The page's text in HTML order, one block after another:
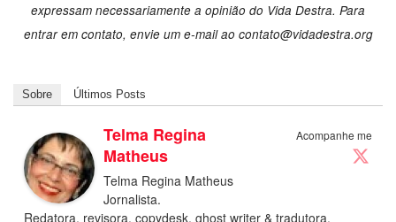
expressam necessariamente a opinião do Vida Destra. Para
entrar em contato, envie um e-mail ao contato@vidadestra.org
Sobre Últimos Posts
Acompanhe me
Telma Regina
Matheus
Telma Regina Matheus
Jornalista.
Redatora, revisora, copydesk, ghost writer & tradutora.